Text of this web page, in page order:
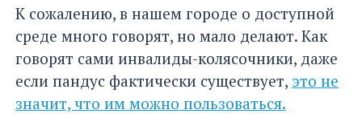
К сожалению, в нашем городе о доступной
среде много говорят, но мало делают. Как
говорят сами инвалиды-колясочники, даже
если пандус фактически существует, это не
значит, что им можно пользоваться.